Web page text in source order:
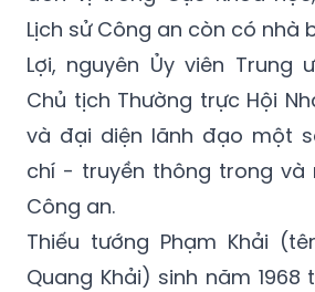
Lịch sử Công an còn có nhà
Lợi, nguyên Ủy viên Trung
Chủ tịch Thường trực Hội
và đại diện lãnh đạo một
chí - truyền thông trong và
Công an.
Thiếu tướng Phạm Khải
Quang Khải) sinh năm 1968